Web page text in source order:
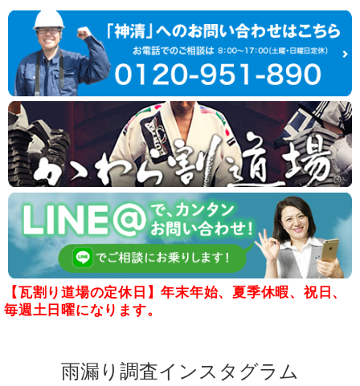
【瓦割り道場の定休日】年末年始、夏季休暇、祝日、
毎週土日曜になります。
雨漏り調査インスタグラム